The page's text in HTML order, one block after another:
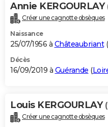
Annie KERGOURLAY
Créer une cagnotte obsèques
Naissance
25/07/1956 à Châteaubriant(
Décès
16/09/2019 à Guérande (
Louis KERGOURLAY
Créer une cagnotte obsèques